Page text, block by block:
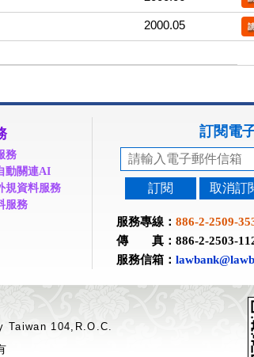
2000.05
務
動關連AI
規資料服務
服務
訂閱電
訂閱 取消訂
服務專線： 886-2-2509-
傳 真：886-2-2503-
服務信箱：
Taiwan 104,R.O.C.